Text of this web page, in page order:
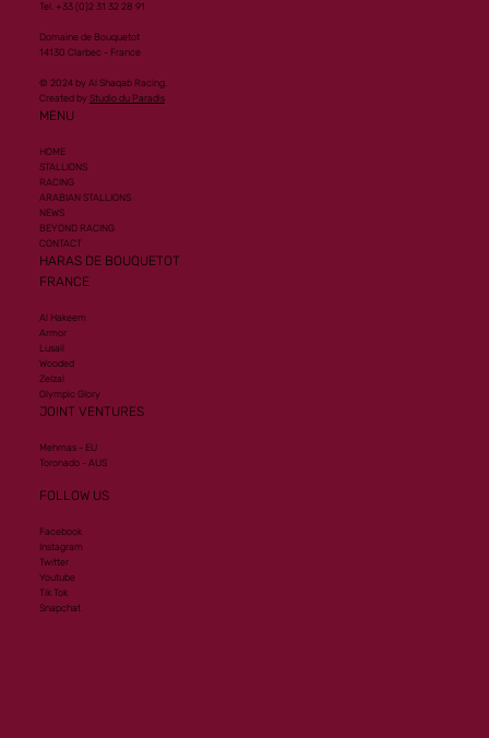
Tel. +33 (0)2 31 32 28 91
Domaine de Bouquetot
14130 Clarbec - France
© 2024 by Al Shaqab Racing.
Created by Studio du Paradis
MENU
HOME
STALLIONS
RACING
ARABIAN STALLIONS
NEWS
BEYOND RACING
CONTACT
HARAS DE BOUQUETOT
FRANCE
Al Hakeem
Armor
Lusail
Wooded
Zelzal
Olympic Glory
JOINT VENTURES
Mehmas - EU
Toronado - AUS
FOLLOW US
Facebook
Instagram
Twitter
Youtube
Tik Tok
Snapchat